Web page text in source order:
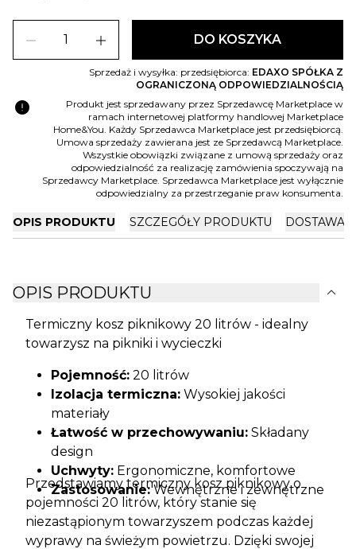
remove add DO KOSZYKA
Sprzedaż i wysyłka: przedsiębiorca: EDAXO SPÓŁKA Z
OGRANICZONĄ ODPOWIEDZIALNOŚCIĄ
error
Produkt jest sprzedawany przez Sprzedawcę Marketplace w
ramach internetowej platformy handlowej Marketplace
Home&You. Każdy Sprzedawca Marketplace jest przedsiębiorcą.
Umowa sprzedaży zawierana jest ze Sprzedawcą Marketplace.
Wszystkie obowiązki związane z umową sprzedaży oraz
odpowiedzialność za realizację zamówienia spoczywają na
Sprzedawcy Marketplace. Sprzedawca Marketplace jest wyłącznie
odpowiedzialny za przestrzeganie praw konsumenta.
OPIS PRODUKTU SZCZEGÓŁY PRODUKTU DOSTAWA
OPIS PRODUKTU expand_more
Termiczny kosz piknikowy 20 litrów - idealny
towarzysz na pikniki i wycieczki
Pojemność: 20 litrów
Izolacja termiczna: Wysokiej jakości
materiały
Łatwość w przechowywaniu: Składany
design
Uchwyty: Ergonomiczne, komfortowe
Zastosowanie:Wewnętrzne i zewnętrzne
Przedstawiamy termiczny kosz piknikowy o
pojemności 20 litrów, który stanie się
niezastąpionym towarzyszem podczas każdej
wyprawy na świeżym powietrzu. Dzięki swojej